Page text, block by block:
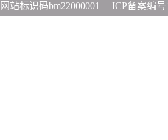
网站标识码bm22000001 ICP备案编号